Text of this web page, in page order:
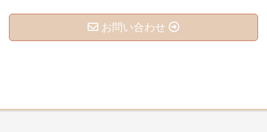
お問い合わせ